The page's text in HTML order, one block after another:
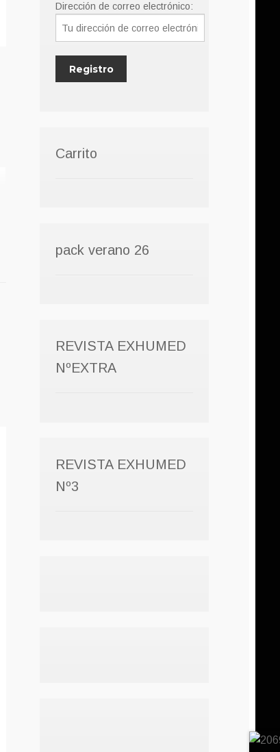
Dirección de correo electrónico:
Carrito
pack verano 26
REVISTA EXHUMED
NºEXTRA
REVISTA EXHUMED
Nº3